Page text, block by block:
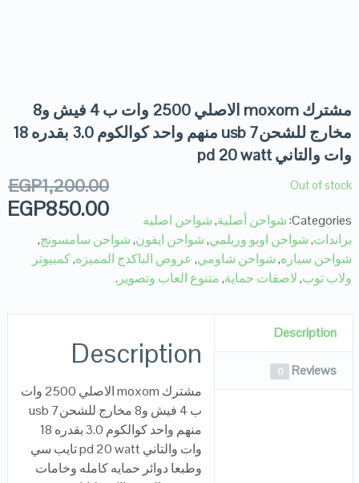
مشترك moxom الاصلي 2500 وات ب 4 فيش و8
مخارج للشحن7 usb منهم واحد كوالكوم 3.0 بقدره 18
وات والتاني pd 20 watt
EGP1,200.00
EGP850.00
Out of stock
Categories: شواحن أصلية,شواحن اصليه
براندات,شواحن اوبو وريلمي,شواحن ايفون,شواحن سامسونج,
شواحن سياره,شواحن شاومي, عروض الباكدج المميزه,كمبيوتر
ولاب توب,لاصقات حماية,متنوع العاب وتصوير .
Description
Reviews
0
Description
مشترك moxom الاصلي 2500 وات
ب 4 فيش و8 مخارج للشحن7 usb
منهم واحد كوالكوم 3.0 بقدره 18
وات والتاني pd 20 watt تايب سي
وطبعا دوائر حمايه كامله وخامات